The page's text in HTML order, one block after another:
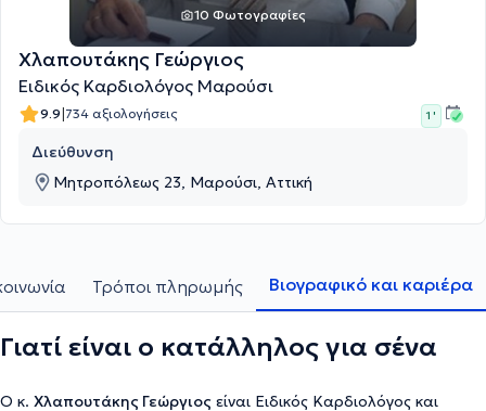
10 Φωτογραφίες
Χλαπουτάκης Γεώργιος
Ειδικός Καρδιολόγος Μαρούσι
9.9|734 αξιολογήσεις 1 '
Διεύθυνση
Μητροπόλεως 23, Μαρούσι, Αττική
Τρόποι πληρωμής Βιογραφικό και καριέρα
Γιατί είναι ο κατάλληλος για σένα
Ο κ. Χλαπουτάκης Γεώργιος είναι Ειδικός Καρδιολόγος και